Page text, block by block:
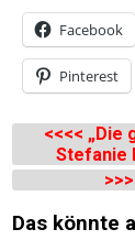
Facebook
Pinterest
„Die
Stefanie
Das könnte